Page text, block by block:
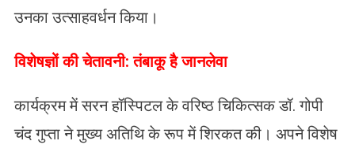
उनका उत्साहवर्धन किया।
विशेषज्ञों की चेतावनी: तंबाकू है जानलेवा
कार्यक्रम में सरन हॉस्पिटल के वरिष्ठ चिकित्सक डॉ. गोपी
चंद गुप्ता ने मुख्य अतिथि के रूप में शिरकत की। अपने विशेष